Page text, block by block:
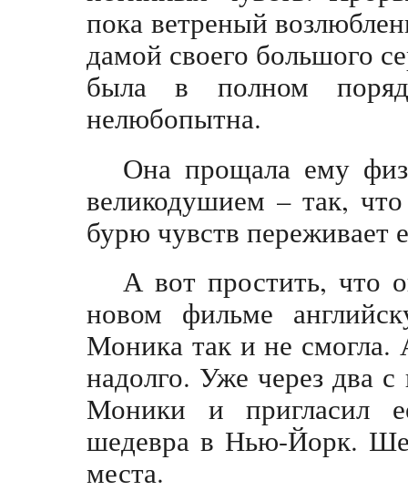
пока ветреный
дамой своего большого
была в полном
нелюбопытна.
Она прощала ему
великодушием – так,
бурю чувств переживает
А вот простить, что
новом фильме
Моника так и не смогла.
надолго. Уже через два
Моники и пригласил
шедевра в Нью-Йорк.
места.